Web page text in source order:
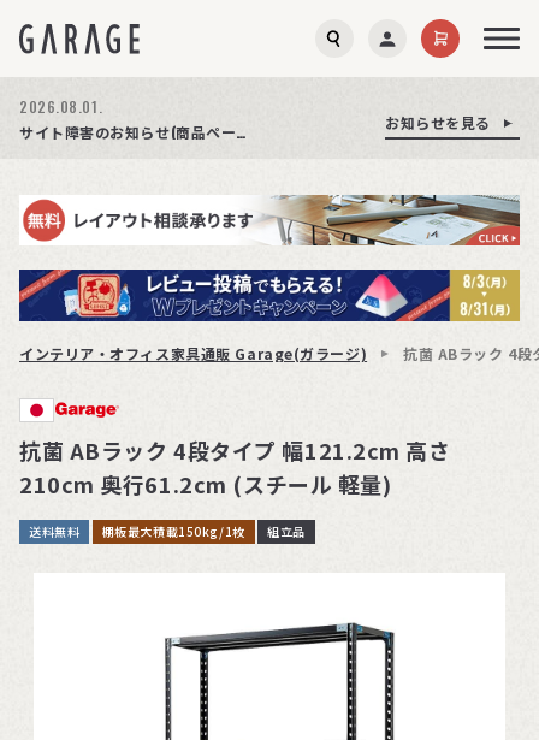
お知らせを見る
商品ページ障害復旧のお知らせ お知らせを見る
2026.08.01.
サイト障害のお知らせ(商品ページが正常に表示されない事象発生)
お知らせを見る
インテリア・オフィス家具通販 Garage(ガラージ) 抗菌 ABラック 4
抗菌 ABラック 4段タイプ 幅121.2cm 高さ
210cm 奥行61.2cm (スチール 軽量)
送料無料 棚板最大積載150kg/1枚 組立品